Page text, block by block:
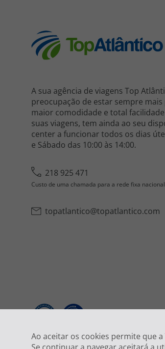
Ao aceitar os cookies permite que
Se continuar a navegar aceitará a
A sua agência de viagens Top
preocupação de estar sempre
maior comodidade e total
suas viagens, tem ainda ao seu
center a funcionar todos os dias
e Sábado das 10:00 às 14:00.
218 925 471
Custo de uma chamada para a rede fixa nacional
topatlantico@topatlantico.com